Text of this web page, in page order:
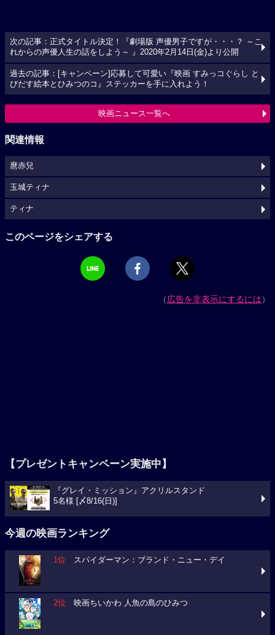
次の記事：正式タイトル決定！『劇場版 声優男子ですが・・・？ ～こ
れからの声優人生の話をしよう～ 』2020年2月14日(金)より公開
過去の記事：[キャンペーン]応募して可愛い『映画 すみっコぐらし と
びだす絵本とひみつのコ』ステッカーを手に入れよう！
映画ニュース一覧へ
関連情報
麿赤兒
玉城ティナ
ティナ
このページをシェアする
（広告を非表示にするには）
【プレゼントキャンペーン実施中】
『グレイ・ミッション』アクリルスタンド
5名様 [〆8/16(日)]
今週の映画ランキング
1位 スパイダーマン：ブランド・ニュー・デイ
2位 映画ちいかわ 人魚の島のひみつ